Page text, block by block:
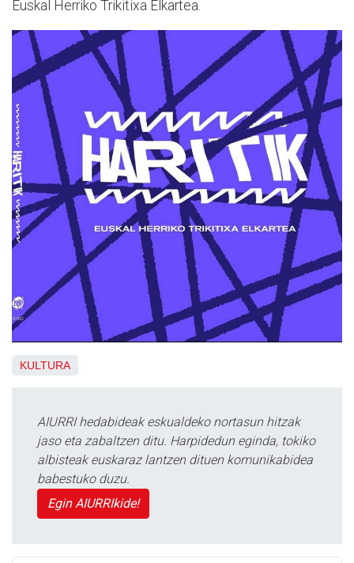
Euskal Herriko Trikitixa Elkartea.
KULTURA
AIURRI hedabideak eskualdeko nortasun hitzak
jaso eta zabaltzen ditu. Harpidedun eginda, tokiko
albisteak euskaraz lantzen dituen komunikabidea
babestuko duzu.
Egin AIURRIkide!